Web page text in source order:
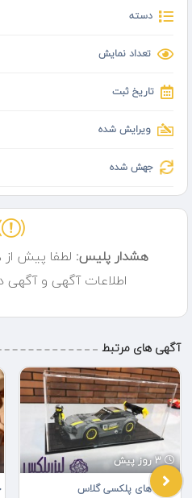
دسته
تعداد نمایش
تاریخ ثبت
ویرایش شده
جهش شده
هشدار پلیس: لطفا پیش از
اطلاعات آگهی و
آگهی های مرتبط
3 روز پیش
باکس های پلکسی گلاس